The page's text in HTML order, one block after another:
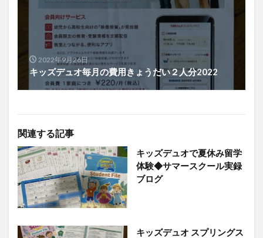
2022年9月26日
キッズデュオ毎月の費用きょうだい２人分2022
関連する記事
キッズデュオで夏休み留学
体験◆サマースクール実録
ブログ
キッズデュオ スプリングス